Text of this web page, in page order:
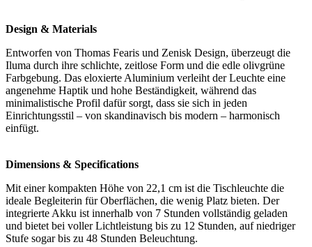
Design & Materials
Entworfen von Thomas Fearis und Zenisk Design, überzeugt die
Iluma durch ihre schlichte, zeitlose Form und die edle olivgrüne
Farbgebung. Das eloxierte Aluminium verleiht der Leuchte eine
angenehme Haptik und hohe Beständigkeit, während das
minimalistische Profil dafür sorgt, dass sie sich in jeden
Einrichtungsstil – von skandinavisch bis modern – harmonisch
einfügt.
Dimensions & Specifications
Mit einer kompakten Höhe von 22,1 cm ist die Tischleuchte die
ideale Begleiterin für Oberflächen, die wenig Platz bieten. Der
integrierte Akku ist innerhalb von 7 Stunden vollständig geladen
und bietet bei voller Lichtleistung bis zu 12 Stunden, auf niedriger
Stufe sogar bis zu 48 Stunden Beleuchtung.